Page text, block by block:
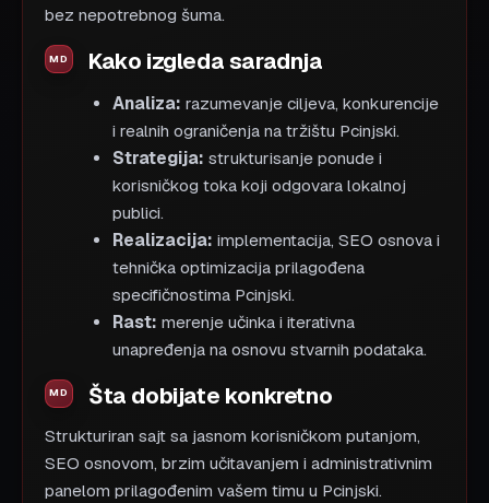
bez nepotrebnog šuma.
Kako izgleda saradnja
Analiza: razumevanje ciljeva, konkurencije
i realnih ograničenja na tržištu Pcinjski.
Strategija: strukturisanje ponude i
korisničkog toka koji odgovara lokalnoj
publici.
Realizacija: implementacija, SEO osnova i
tehnička optimizacija prilagođena
specifičnostima Pcinjski.
Rast: merenje učinka i iterativna
unapređenja na osnovu stvarnih podataka.
Šta dobijate konkretno
Strukturiran sajt sa jasnom korisničkom putanjom,
SEO osnovom, brzim učitavanjem i administrativnim
panelom prilagođenim vašem timu u Pcinjski.